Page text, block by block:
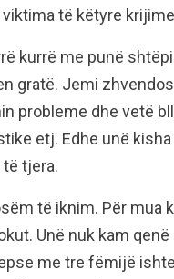
të këtyre
kurrë me punë
gratë. Jemi
probleme dhe vetë
etj. Edhe unë
tjera.
të iknim. Për mua
Unë nuk kam qenë
me tre fëmijë